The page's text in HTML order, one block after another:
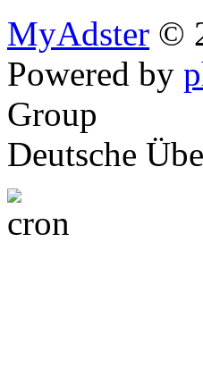
MyAdster ©
Powered by
Group
Deutsche